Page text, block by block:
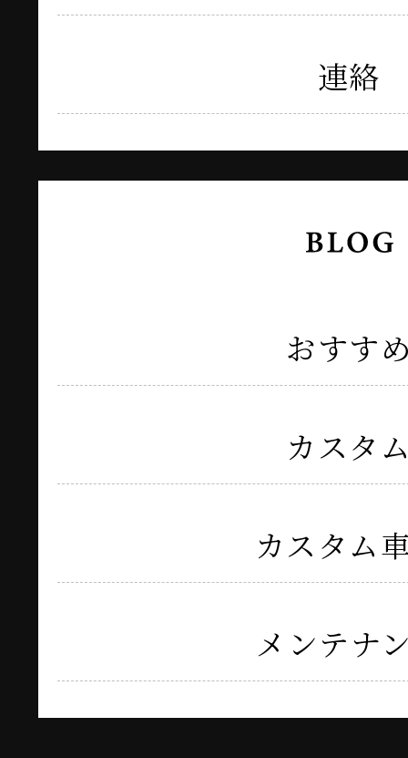
連絡
おすす
カスタ
カスタム
メンテナ